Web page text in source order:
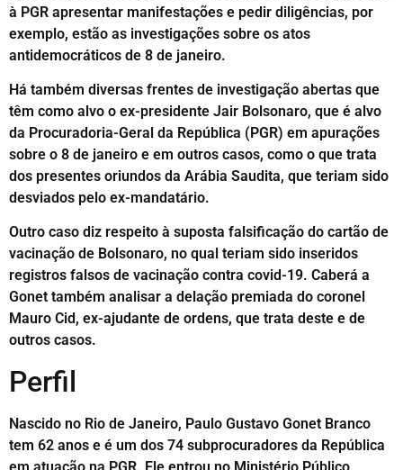
à PGR apresentar manifestações e pedir diligências, por
exemplo, estão as investigações sobre os atos
antidemocráticos de 8 de janeiro.
Há também diversas frentes de investigação abertas que
têm como alvo o ex-presidente Jair Bolsonaro, que é alvo
da Procuradoria-Geral da República (PGR) em apurações
sobre o 8 de janeiro e em outros casos, como o que trata
dos presentes oriundos da Arábia Saudita, que teriam sido
desviados pelo ex-mandatário.
Outro caso diz respeito à suposta falsificação do cartão de
vacinação de Bolsonaro, no qual teriam sido inseridos
registros falsos de vacinação contra covid-19. Caberá a
Gonet também analisar a delação premiada do coronel
Mauro Cid, ex-ajudante de ordens, que trata deste e de
outros casos.
Perfil
Nascido no Rio de Janeiro, Paulo Gustavo Gonet Branco
tem 62 anos e é um dos 74 subprocuradores da República